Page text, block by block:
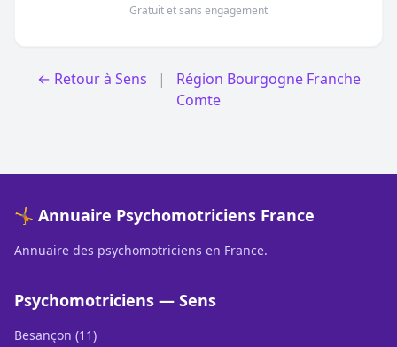
Gratuit et sans engagement
← Retour à Sens |
Région Bourgogne Franche
Comte
🤸 Annuaire Psychomotriciens France
Annuaire des psychomotriciens en France.
Psychomotriciens — Sens
Besançon (11)